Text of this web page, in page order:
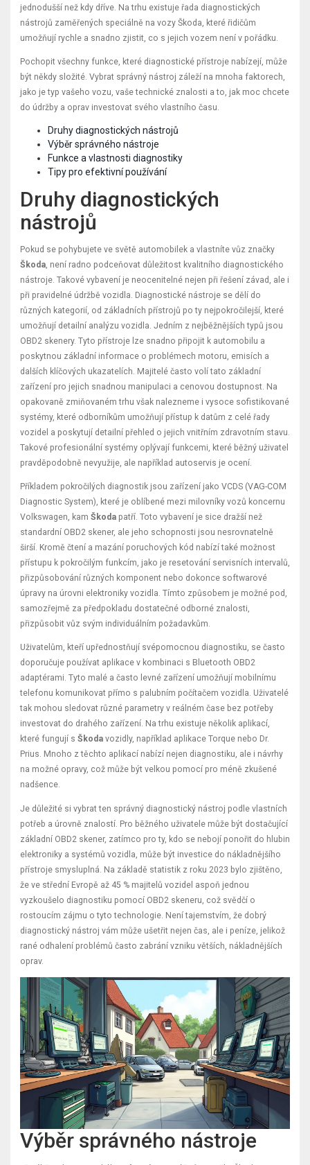
jednodušší než kdy dříve. Na trhu existuje řada diagnostických
nástrojů zaměřených speciálně na vozy Škoda, které řidičům
umožňují rychle a snadno zjistit, co s jejich vozem není v pořádku.
Pochopit všechny funkce, které diagnostické přístroje nabízejí, může
být někdy složité. Vybrat správný nástroj záleží na mnoha faktorech,
jako je typ vašeho vozu, vaše technické znalosti a to, jak moc chcete
do údržby a oprav investovat svého vlastního času.
Druhy diagnostických nástrojů
Výběr správného nástroje
Funkce a vlastnosti diagnostiky
Tipy pro efektivní používání
Druhy diagnostických
nástrojů
Pokud se pohybujete ve světě automobilek a vlastníte vůz značky
Škoda, není radno podceňovat důležitost kvalitního diagnostického
nástroje. Takové vybavení je neocenitelné nejen při řešení závad, ale i
při pravidelné údržbě vozidla. Diagnostické nástroje se dělí do
různých kategorií, od základních přístrojů po ty nejpokročilejší, které
umožňují detailní analýzu vozidla. Jedním z nejběžnějších typů jsou
OBD2 skenery. Tyto přístroje lze snadno připojit k automobilu a
poskytnou základní informace o problémech motoru, emisích a
dalších klíčových ukazatelích. Majitelé často volí tato základní
zařízení pro jejich snadnou manipulaci a cenovou dostupnost. Na
opakovaně zmiňovaném trhu však nalezneme i vysoce sofistikované
systémy, které odborníkům umožňují přístup k datům z celé řady
vozidel a poskytují detailní přehled o jejich vnitřním zdravotním stavu.
Takové profesionální systémy oplývají funkcemi, které běžný uživatel
pravděpodobně nevyužije, ale například autoservis je ocení.
Příkladem pokročilých diagnostik jsou zařízení jako VCDS (VAG-COM
Diagnostic System), které je oblíbené mezi milovníky vozů koncernu
Volkswagen, kam Škoda patří. Toto vybavení je sice dražší než
standardní OBD2 skener, ale jeho schopnosti jsou nesrovnatelně
širší. Kromě čtení a mazání poruchových kód nabízí také možnost
přístupu k pokročilým funkcím, jako je resetování servisních intervalů,
přizpůsobování různých komponent nebo dokonce softwarové
úpravy na úrovni elektroniky vozidla. Tímto způsobem je možné pod,
samozřejmě za předpokladu dostatečné odborné znalosti,
přizpůsobit vůz svým individuálním požadavkům.
Uživatelům, kteří upřednostňují svépomocnou diagnostiku, se často
doporučuje používat aplikace v kombinaci s Bluetooth OBD2
adaptérami. Tyto malé a často levné zařízení umožňují mobilnímu
telefonu komunikovat přímo s palubním počítačem vozidla. Uživatelé
tak mohou sledovat různé parametry v reálném čase bez potřeby
investovat do drahého zařízení. Na trhu existuje několik aplikací,
které fungují s Škoda vozidly, například aplikace Torque nebo Dr.
Prius. Mnoho z těchto aplikací nabízí nejen diagnostiku, ale i návrhy
na možné opravy, což může být velkou pomocí pro méně zkušené
nadšence.
Je důležité si vybrat ten správný diagnostický nástroj podle vlastních
potřeb a úrovně znalostí. Pro běžného uživatele může být dostačující
základní OBD2 skener, zatímco pro ty, kdo se nebojí ponořit do hlubin
elektroniky a systémů vozidla, může být investice do nákladnějšího
přístroje smysluplná. Na základě statistik z roku 2023 bylo zjištěno,
že ve střední Evropě až 45 % majitelů vozidel aspoň jednou
vyzkoušelo diagnostiku pomocí OBD2 skeneru, což svědčí o
rostoucím zájmu o tyto technologie. Není tajemstvím, že dobrý
diagnostický nástroj vám může ušetřit nejen čas, ale i peníze, jelikož
rané odhalení problémů často zabrání vzniku větších, nákladnějších
oprav.
Výběr správného nástroje